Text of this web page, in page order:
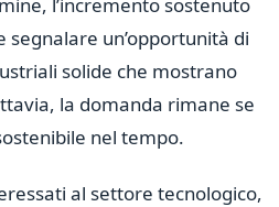
segnalare un’opportunità di
solide che mostrano
la domanda rimane se
nel tempo.
al settore tecnologico,